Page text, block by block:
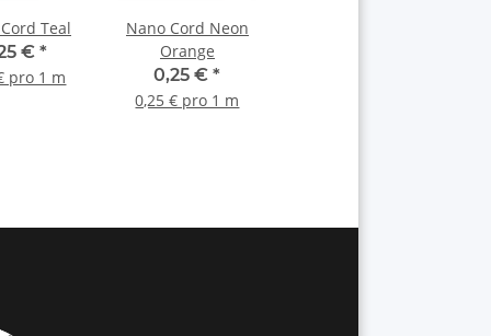
Teal
€*
pro 1 m
Nano Cord Neon
Orange
0,25 €*
0,25 € pro 1 m